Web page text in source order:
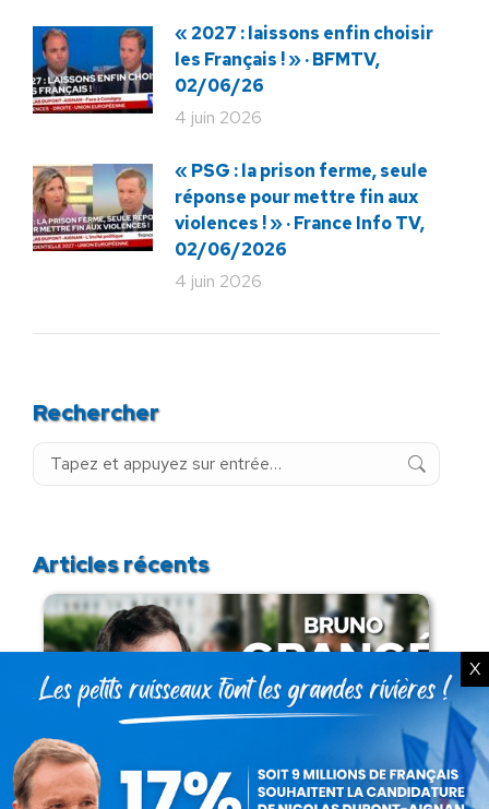
« 2027 : laissons enfin choisir
les Français ! » · BFMTV,
02/06/26
4 juin 2026
« PSG : la prison ferme, seule
réponse pour mettre fin aux
violences ! » · France Info TV,
02/06/2026
4 juin 2026
Rechercher
Recherche
Articles récents
Présomption de légitimité de l’usage des
X